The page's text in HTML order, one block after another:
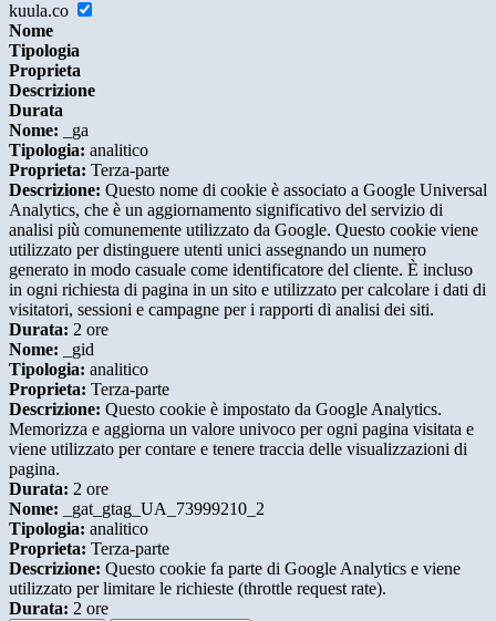
kuula.co
Nome
Tipologia
Proprieta
Descrizione
Durata
Nome: _ga
Tipologia: analitico
Proprieta: Terza-parte
Descrizione: Questo nome di cookie è associato a Google Universal
Analytics, che è un aggiornamento significativo del servizio di
analisi più comunemente utilizzato da Google. Questo cookie viene
utilizzato per distinguere utenti unici assegnando un numero
generato in modo casuale come identificatore del cliente. È incluso
in ogni richiesta di pagina in un sito e utilizzato per calcolare i dati di
visitatori, sessioni e campagne per i rapporti di analisi dei siti.
Durata: 2 ore
Nome: _gid
Tipologia: analitico
Proprieta: Terza-parte
Descrizione: Questo cookie è impostato da Google Analytics.
Memorizza e aggiorna un valore univoco per ogni pagina visitata e
viene utilizzato per contare e tenere traccia delle visualizzazioni di
pagina.
Durata: 2 ore
Nome: _gat_gtag_UA_73999210_2
Tipologia: analitico
Proprieta: Terza-parte
Descrizione: Questo cookie fa parte di Google Analytics e viene
utilizzato per limitare le richieste (throttle request rate).
Durata: 2 ore